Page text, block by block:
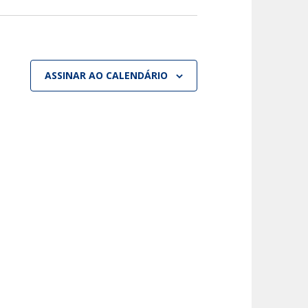
ASSINAR AO CALENDÁRIO